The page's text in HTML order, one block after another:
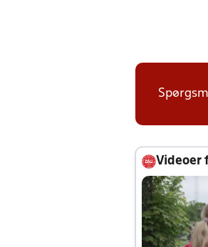
Videoer